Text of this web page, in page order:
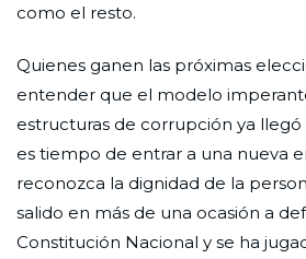
como el resto.
Quienes ganen las próximas
entender que el modelo
estructuras de corrupción ya
es tiempo de entrar a una nueva
reconozca la dignidad de la
salido en más de una ocasión a
Constitución Nacional y se ha